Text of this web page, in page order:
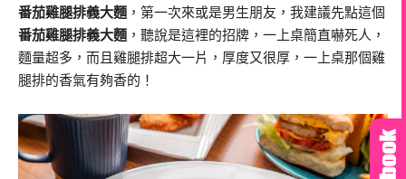
番茄雞腿排義大麵 ，第一次來或是男生朋友，我建議先點這個
番茄雞腿排義大麵 ，聽說是這裡的招牌，一上桌簡直嚇死人，
麵量超多，而且雞腿排超大一片，厚度又很厚，一上桌那個雞
腿排的香氣有夠香的！